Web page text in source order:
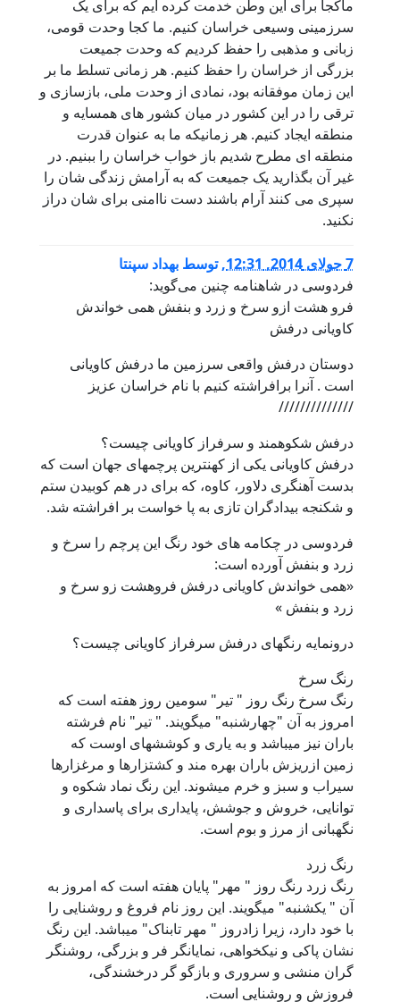
ماکجا برای این وطن خدمت کرده ایم که برای یک
سرزمینی وسیعی خراسان کنیم. ما کجا وحدت قومی،
زبانی و مذهبی را حفظ کردیم که وحدت جمیعت
بزرگی از خراسان را حفظ کنیم. هر زمانی تسلط ما بر
این زمان موفقانه بود، نمادی از وحدت ملی، بازسازی و
ترقی را در این کشور در میان کشور های همسایه و
منطقه ایجاد کنیم. هر زمانیکه ما به عنوان قدرت
منطقه ای مطرح شدیم باز خواب خراسان را ببنیم. در
غیر آن بگذارید یک جمیعت که به آرامش زندگی شان را
سپری می کنند آرام باشند دست ناامنی برای شان دراز
نکنید.
7 جولای 2014, 12:31 ,توسط بهداد سپنتا
فردوسی در شاهنامه چنین می‌گوید:
فرو هشت ازو سرخ و زرد و بنفش همی خواندش
کاویانی درفش
دوستان درفش واقعی سرزمین ما درفش کاویانی
است . آنرا برافراشته کنیم با نام خراسان عزیز
//////////////
درفش شکوهمند و سرفراز کاویانی چیست؟
درفش کاویانی یکی از کهنترین پرچمهای جهان است که
بدست آهنگری دلاور، کاوه، که برای در هم کوبیدن ستم
و شکنجه بیدادگران تازی به پا خواست بر افراشته شد.
فردوسی در چکامه های خود رنگ این پرچم را سرخ و
زرد و بنفش آورده است:
«همی خواندش کاویانی درفش فروهشت زو سرخ و
زرد و بنفش »
درونمایه رنگهای درفش سرفراز کاویانی چیست؟
رنگ سرخ
رنگ سرخ رنگ روز " تیر" سومین روز هفته است که
امروز به آن "چهارشنبه" میگویند. " تیر" نام فرشته
باران نیز میباشد و به یاری و کوششهای اوست که
زمین ازریزش باران بهره مند و کشتزارها و مرغزارها
سیراب و سبز و خرم میشوند. این رنگ نماد شکوه و
توانایی، خروش و جوشش، پایداری برای پاسداری و
نگهبانی از مرز و بوم است.
رنگ زرد
رنگ زرد رنگ روز " مهر" پایان هفته است که امروز به
آن " یکشنبه" میگویند. این روز نام فروغ و روشنایی را
با خود دارد، زیرا زادروز " مهر تابناک" میباشد. این رنگ
نشان پاکی و نیکخواهی، نمایانگر فر و بزرگی، روشنگر
گران منشی و سروری و بازگو گر درخشندگی،
فروزش و روشنایی است.